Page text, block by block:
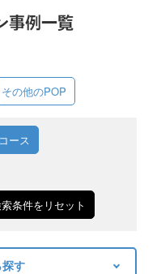
事例一覧
その他のPOP
ース
条件をリセット
す